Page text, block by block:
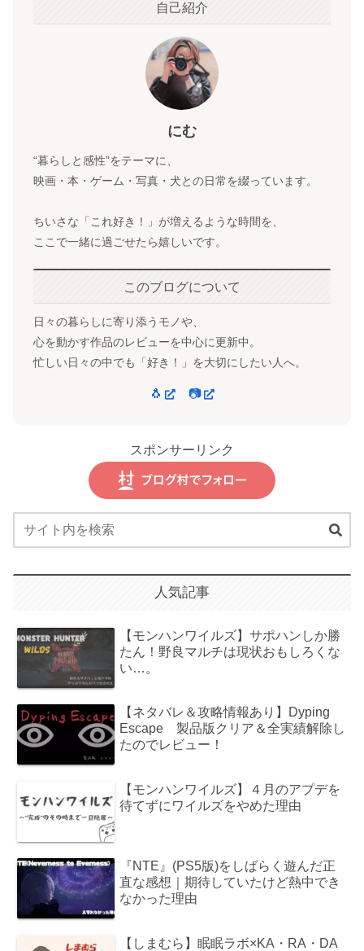
自己紹介
にむ
“暮らしと感性”をテーマに、
映画・本・ゲーム・写真・犬との日常を綴っています。
ちいさな「これ好き！」が増えるような時間を、
ここで一緒に過ごせたら嬉しいです。
このブログについて
日々の暮らしに寄り添うモノや、
心を動かす作品のレビューを中心に更新中。
忙しい日々の中でも「好き！」を大切にしたい人へ。
🐧 📷
スポンサーリンク
人気記事
【モンハンワイルズ】サポハンしか勝
たん！野良マルチは現状おもしろくな
い…。
【ネタバレ＆攻略情報あり】Dyping
Escape 製品版クリア＆全実績解除し
たのでレビュー！
【モンハンワイルズ】４月のアプデを
待てずにワイルズをやめた理由
『NTE』(PS5版)をしばらく遊んだ正
直な感想｜期待していたけど熱中でき
なかった理由
【しまむら】眠眠ラボ×KA・RA・DA